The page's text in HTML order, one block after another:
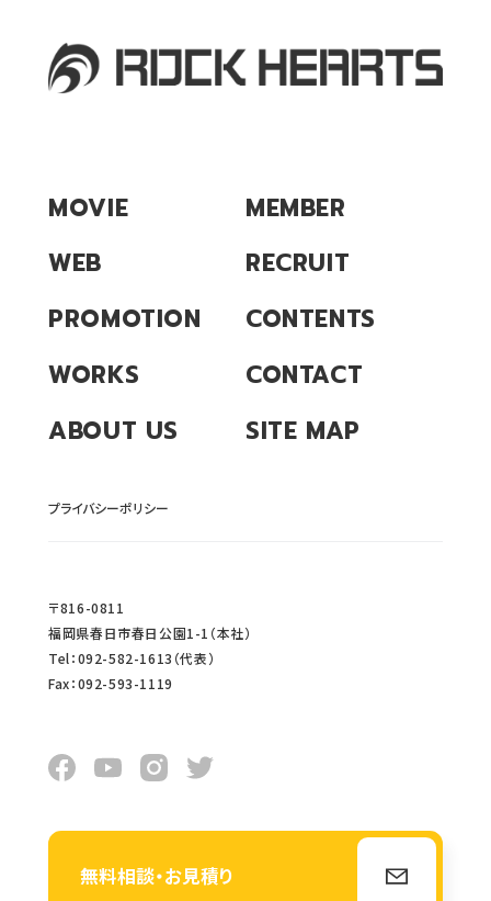
MOVIE
MEMBER
WEB
RECRUIT
PROMOTION
CONTENTS
WORKS
CONTACT
ABOUT US
SITE MAP
プライバシーポリシー
〒816-0811
福岡県春日市春日公園1-1（本社）
Tel：092-582-1613（代表）
Fax：092-593-1119
無料相談・お見積り